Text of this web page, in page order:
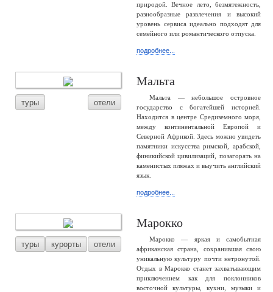
природой. Вечное лето, безмятежность,
разнообразные развлечения и высокий
уровень сервиса идеально подходят для
семейного или романтического отпуска.
подробнее...
туры отели
Мальта
Мальта — небольшое островное
государство с богатейшей историей.
Находится в центре Средиземного моря,
между континентальной Европой и
Северной Африкой. Здесь можно увидеть
памятники искусства римской, арабской,
финикийской цивилизаций, позагорать на
каменистых пляжах и выучить английский
язык.
подробнее...
туры курорты отели
Марокко
Марокко — яркая и самобытная
африканская страна, сохранившая свою
уникальную культуру почти нетронутой.
Отдых в Марокко станет захватывающим
приключением как для поклонников
восточной культуры, кухни, музыки и